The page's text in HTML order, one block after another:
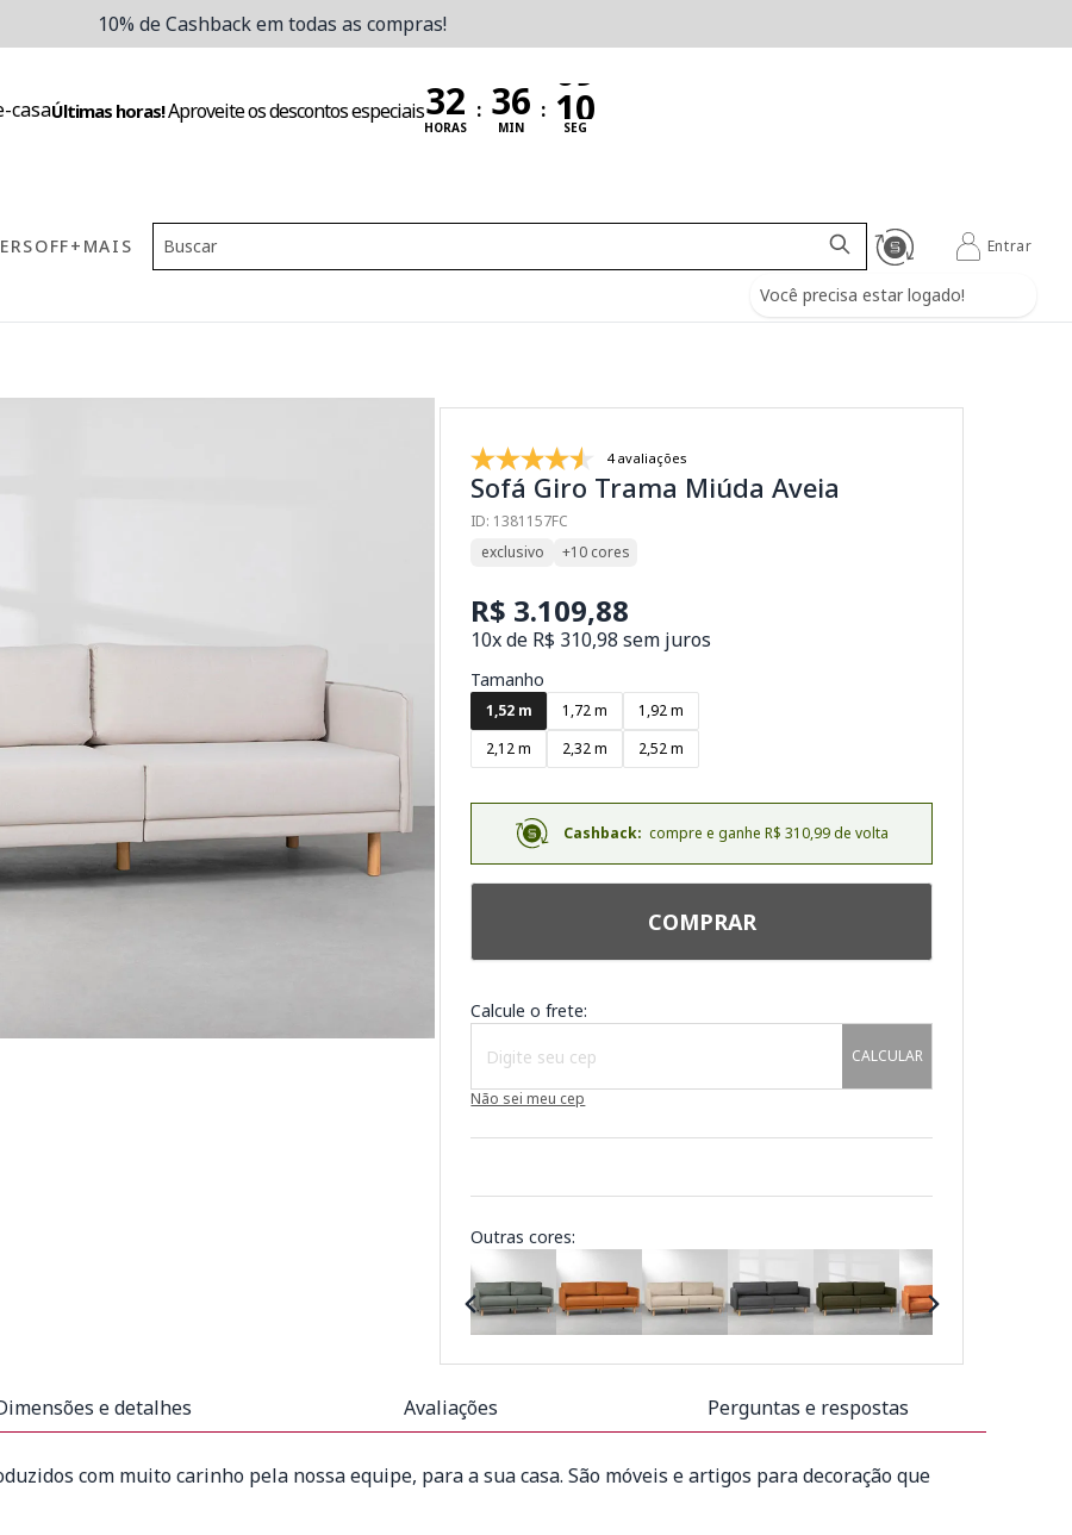
10% de Cashback em todas as compras!
Últimas horas!Aproveite os descontos especiais
HORAS
:
MIN
:
SEG
OFF+MAIS
Você precisa estar logado!
Entrar
4 avaliações
Sofá Giro Trama Miúda Aveia
ID: 1381157FC
exclusivo
+10 cores
R$ 3.109,88
10x de R$ 310,98 sem juros
Tamanho
1,52 m 1,72 m
1,92 m
2,12 m
2,32 m 2,52 m
Cashback: compre e ganhe R$ 310,99 de volta
COMPRAR
Calcule o frete:
CALCULAR
Não sei meu cep
Outras cores:
e detalhes Avaliações Perguntas e respostas
com muito carinho pela nossa equipe, para a sua casa. São móveis e artigos para decoração que